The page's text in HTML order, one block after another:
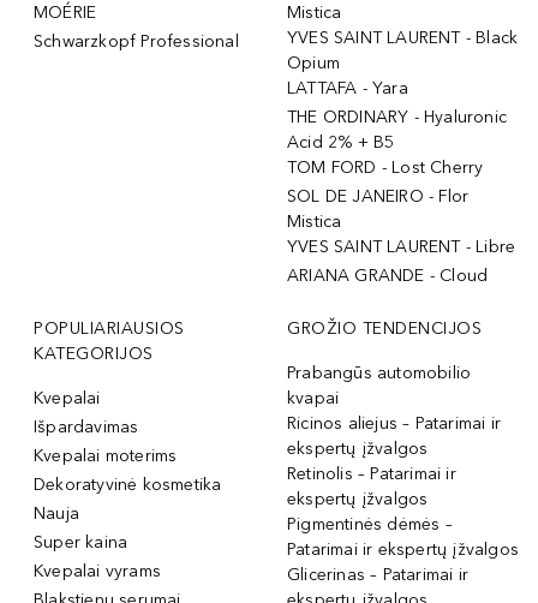
MOÉRIE
Schwarzkopf Professional
Mistica
YVES SAINT LAURENT - Black
Opium
LATTAFA - Yara
THE ORDINARY - Hyaluronic
Acid 2% + B5
TOM FORD - Lost Cherry
SOL DE JANEIRO - Flor
Mistica
YVES SAINT LAURENT - Libre
ARIANA GRANDE - Cloud
POPULIARIAUSIOS
KATEGORIJOS
Kvepalai
Išpardavimas
Kvepalai moterims
Dekoratyvinė kosmetika
Nauja
Super kaina
Kvepalai vyrams
GROŽIO TENDENCIJOS
Prabangūs automobilio
kvapai
Ricinos aliejus – Patarimai ir
ekspertų įžvalgos
Retinolis – Patarimai ir
ekspertų įžvalgos
Pigmentinės dėmės –
Patarimai ir ekspertų įžvalgos
Glicerinas – Patarimai ir